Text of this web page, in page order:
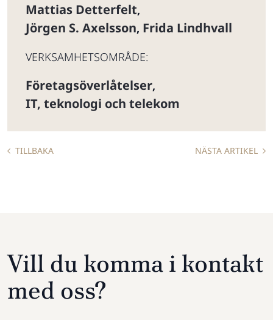
Mattias Detterfelt,
Jörgen S. Axelsson, Frida Lindhvall
VERKSAMHETSOMRÅDE:
Företagsöverlåtelser,
IT, teknologi och telekom
TILLBAKA NÄSTA ARTIKEL
Vill du komma i kontakt
med oss?